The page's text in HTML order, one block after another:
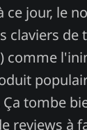
ce jour, le
claviers de
comme
tombe
reviews à